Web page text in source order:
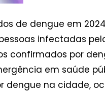
de dengue em
infectadas
confirmados por
em saúde
na cidade,